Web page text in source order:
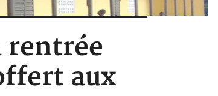
rentrée
aux